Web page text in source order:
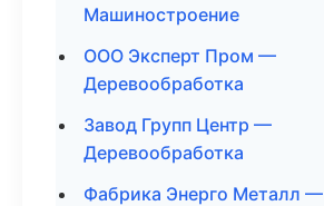
Машиностроение
ООО Эксперт Пром —
Деревообработка
Завод Групп Центр —
Деревообработка
Фабрика Энерго Металл —